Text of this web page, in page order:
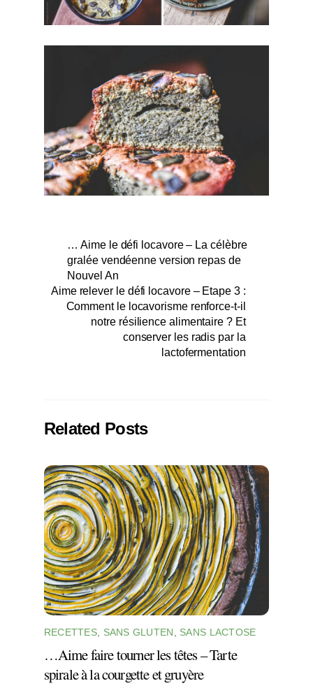
… Aime le défi locavore – La célèbre
gralée vendéenne version repas de
Nouvel An
Aime relever le défi locavore – Etape 3 :
Comment le locavorisme renforce-t-il
notre résilience alimentaire ? Et
conserver les radis par la
lactofermentation
Related Posts
RECETTES, SANS GLUTEN SANS LACTOSE
…Aime faire tourner les têtes – Tarte
spirale à la courgette et gruyère